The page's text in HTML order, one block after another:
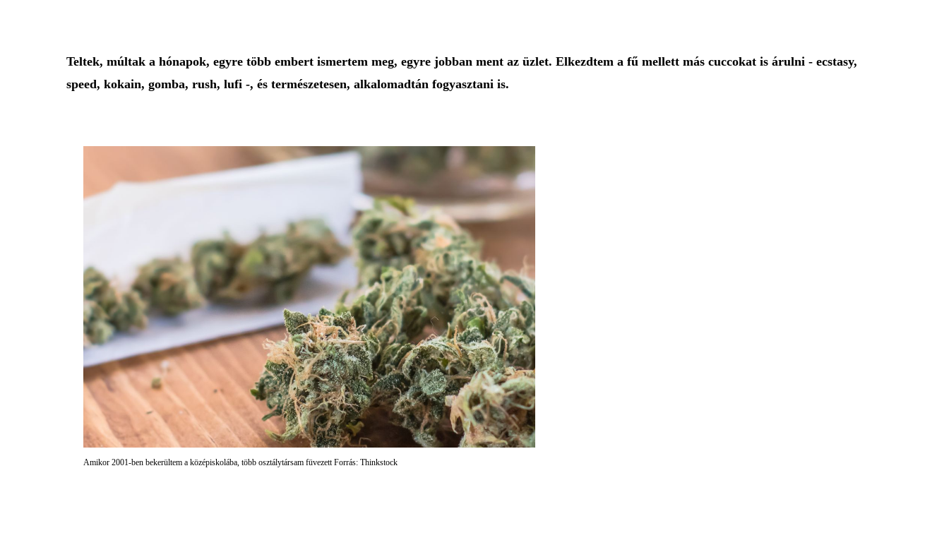
Teltek, múltak a hónapok, egyre több embert ismertem meg, egyre jobban ment az üzlet. Elkezdtem a fű mellett más cuccokat is árulni - ecstasy,
speed, kokain, gomba, rush, lufi -, és természetesen, alkalomadtán fogyasztani is.
Amikor 2001-ben bekerültem a középiskolába, több osztálytársam füvezett Forrás: Thinkstock